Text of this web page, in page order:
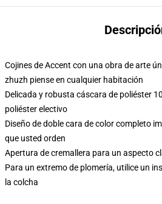
Cojines de Accent con una obra de arte
zhuzh piense en cualquier habitación
Delicada y robusta cáscara de poliéster
poliéster electivo
Diseño de doble cara de color completo
que usted orden
Apertura de cremallera para un aspecto
Para un extremo de plomería, utilice un
la colcha